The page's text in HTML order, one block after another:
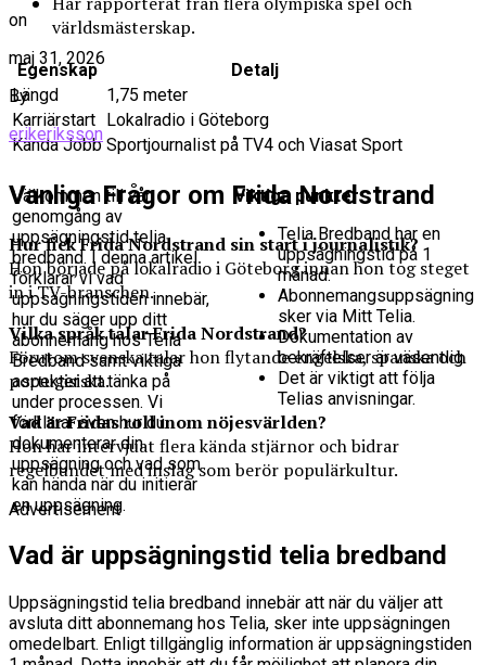
världsmästerskap.
Egenskap
Detalj
Längd
1,75 meter
Karriärstart Lokalradio i Göteborg
Kända Jobb Sportjournalist på TV4 och Viasat Sport
Vanliga Frågor om Frida Nordstrand
Hur fick Frida Nordstrand sin start i journalistik?
Hon började på lokalradio i Göteborg innan hon tog steget
in i TV-branschen.
Vilka språk talar Frida Nordstrand?
Förutom svenska talar hon flytande engelska, spanska och
portugisiska.
Vad är Fridas roll inom nöjesvärlden?
Hon har intervjuat flera kända stjärnor och bidrar
regelbundet med inslag som berör populärkultur.
Advertisement
on
maj 31, 2026
By
erikeriksson
Välkommen till vår
genomgång av
uppsägningstid telia
bredband. I denna artikel
förklarar vi vad
uppsägningstiden innebär,
hur du säger upp ditt
abonnemang hos Telia
Bredband samt viktiga
aspekter att tänka på
under processen. Vi
förklarar även hur du
dokumenterar din
uppsägning och vad som
kan hända när du initierar
en uppsägning.
Viktiga punkter
Telia Bredband har en
uppsägningstid på 1
månad.
Abonnemangsuppsägning
sker via Mitt Telia.
Dokumentation av
bekräftelser är väsentlig.
Det är viktigt att följa
Telias anvisningar.
Vad är uppsägningstid telia bredband
Uppsägningstid telia bredband innebär att när du väljer att
avsluta ditt abonnemang hos Telia, sker inte uppsägningen
omedelbart. Enligt tillgänglig information är uppsägningstiden